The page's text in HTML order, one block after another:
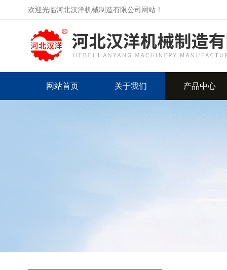
欢迎光临河北汉洋机械制造有限公司网站！
网站首页 关于我们 产品中心